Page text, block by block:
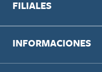
FILIALES
INFORMACIONES